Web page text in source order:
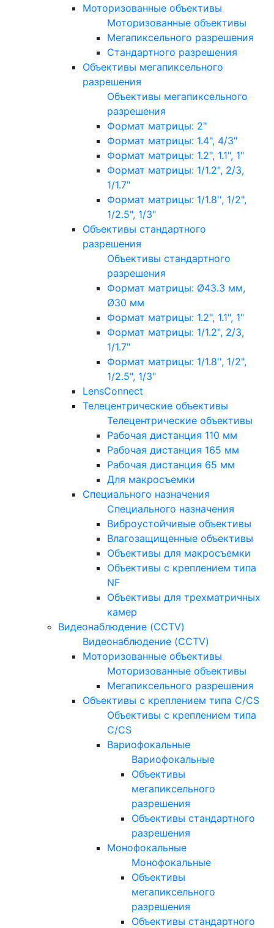
Моторизованные объективы
Моторизованные объективы
Мегапиксельного разрешения
Стандартного разрешения
Объективы мегапиксельного
разрешения
Объективы мегапиксельного
разрешения
Формат матрицы: 2"
Формат матрицы: 1.4", 4/3"
Формат матрицы: 1.2", 1.1", 1"
Формат матрицы: 1/1.2", 2/3,
1/1.7"
Формат матрицы: 1/1.8'', 1/2",
1/2.5", 1/3"
Объективы стандартного
разрешения
Объективы стандартного
разрешения
Формат матрицы: Ø43.3 мм,
Ø30 мм
Формат матрицы: 1.2", 1.1", 1"
Формат матрицы: 1/1.2", 2/3,
1/1.7"
Формат матрицы: 1/1.8'', 1/2",
1/2.5", 1/3"
LensConnect
Телецентрические объективы
Телецентрические объективы
Рабочая дистанция 110 мм
Рабочая дистанция 165 мм
Рабочая дистанция 65 мм
Для макросъемки
Специального назначения
Специального назначения
Виброустойчивые объективы
Влагозащищенные объективы
Объективы для макросъемки
Объективы с креплением типа
NF
Объективы для трехматричных
камер
Видеонаблюдение (CCTV)
Видеонаблюдение (CCTV)
Моторизованные объективы
Моторизованные объективы
Мегапиксельного разрешения
Объективы с креплением типа C/CS
Объективы с креплением типа
C/CS
Вариофокальные
Вариофокальные
Объективы
мегапиксельного
разрешения
Объективы стандартного
разрешения
Монофокальные
Монофокальные
Объективы
мегапиксельного
разрешения
Объективы стандартного